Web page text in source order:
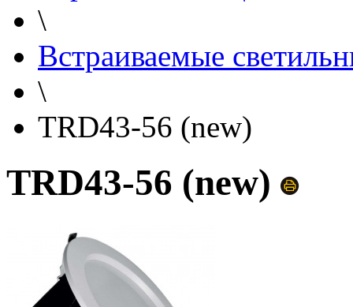
\
Встраиваемые
\
TRD43-56 (new)
TRD43-56 (new)